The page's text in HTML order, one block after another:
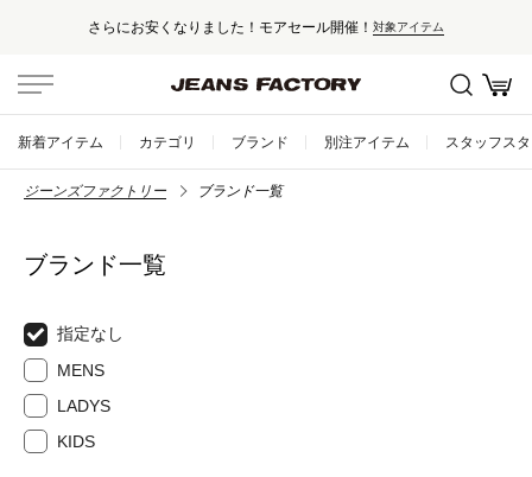
さらにお安くなりました！モアセール開催！ 対象アイテム
新着アイテム カテゴリ ブランド 別注アイテム スタッフス
ジーンズファクトリー ブランド一覧
ブランド一覧
指定なし
MENS
LADYS
KIDS